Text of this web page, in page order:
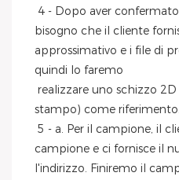
bisogno che il cliente
approssimativo e i file di
quindi lo faremo
stampo) come riferimento.
campione e ci fornisce il
l'indirizzo. Finiremo il